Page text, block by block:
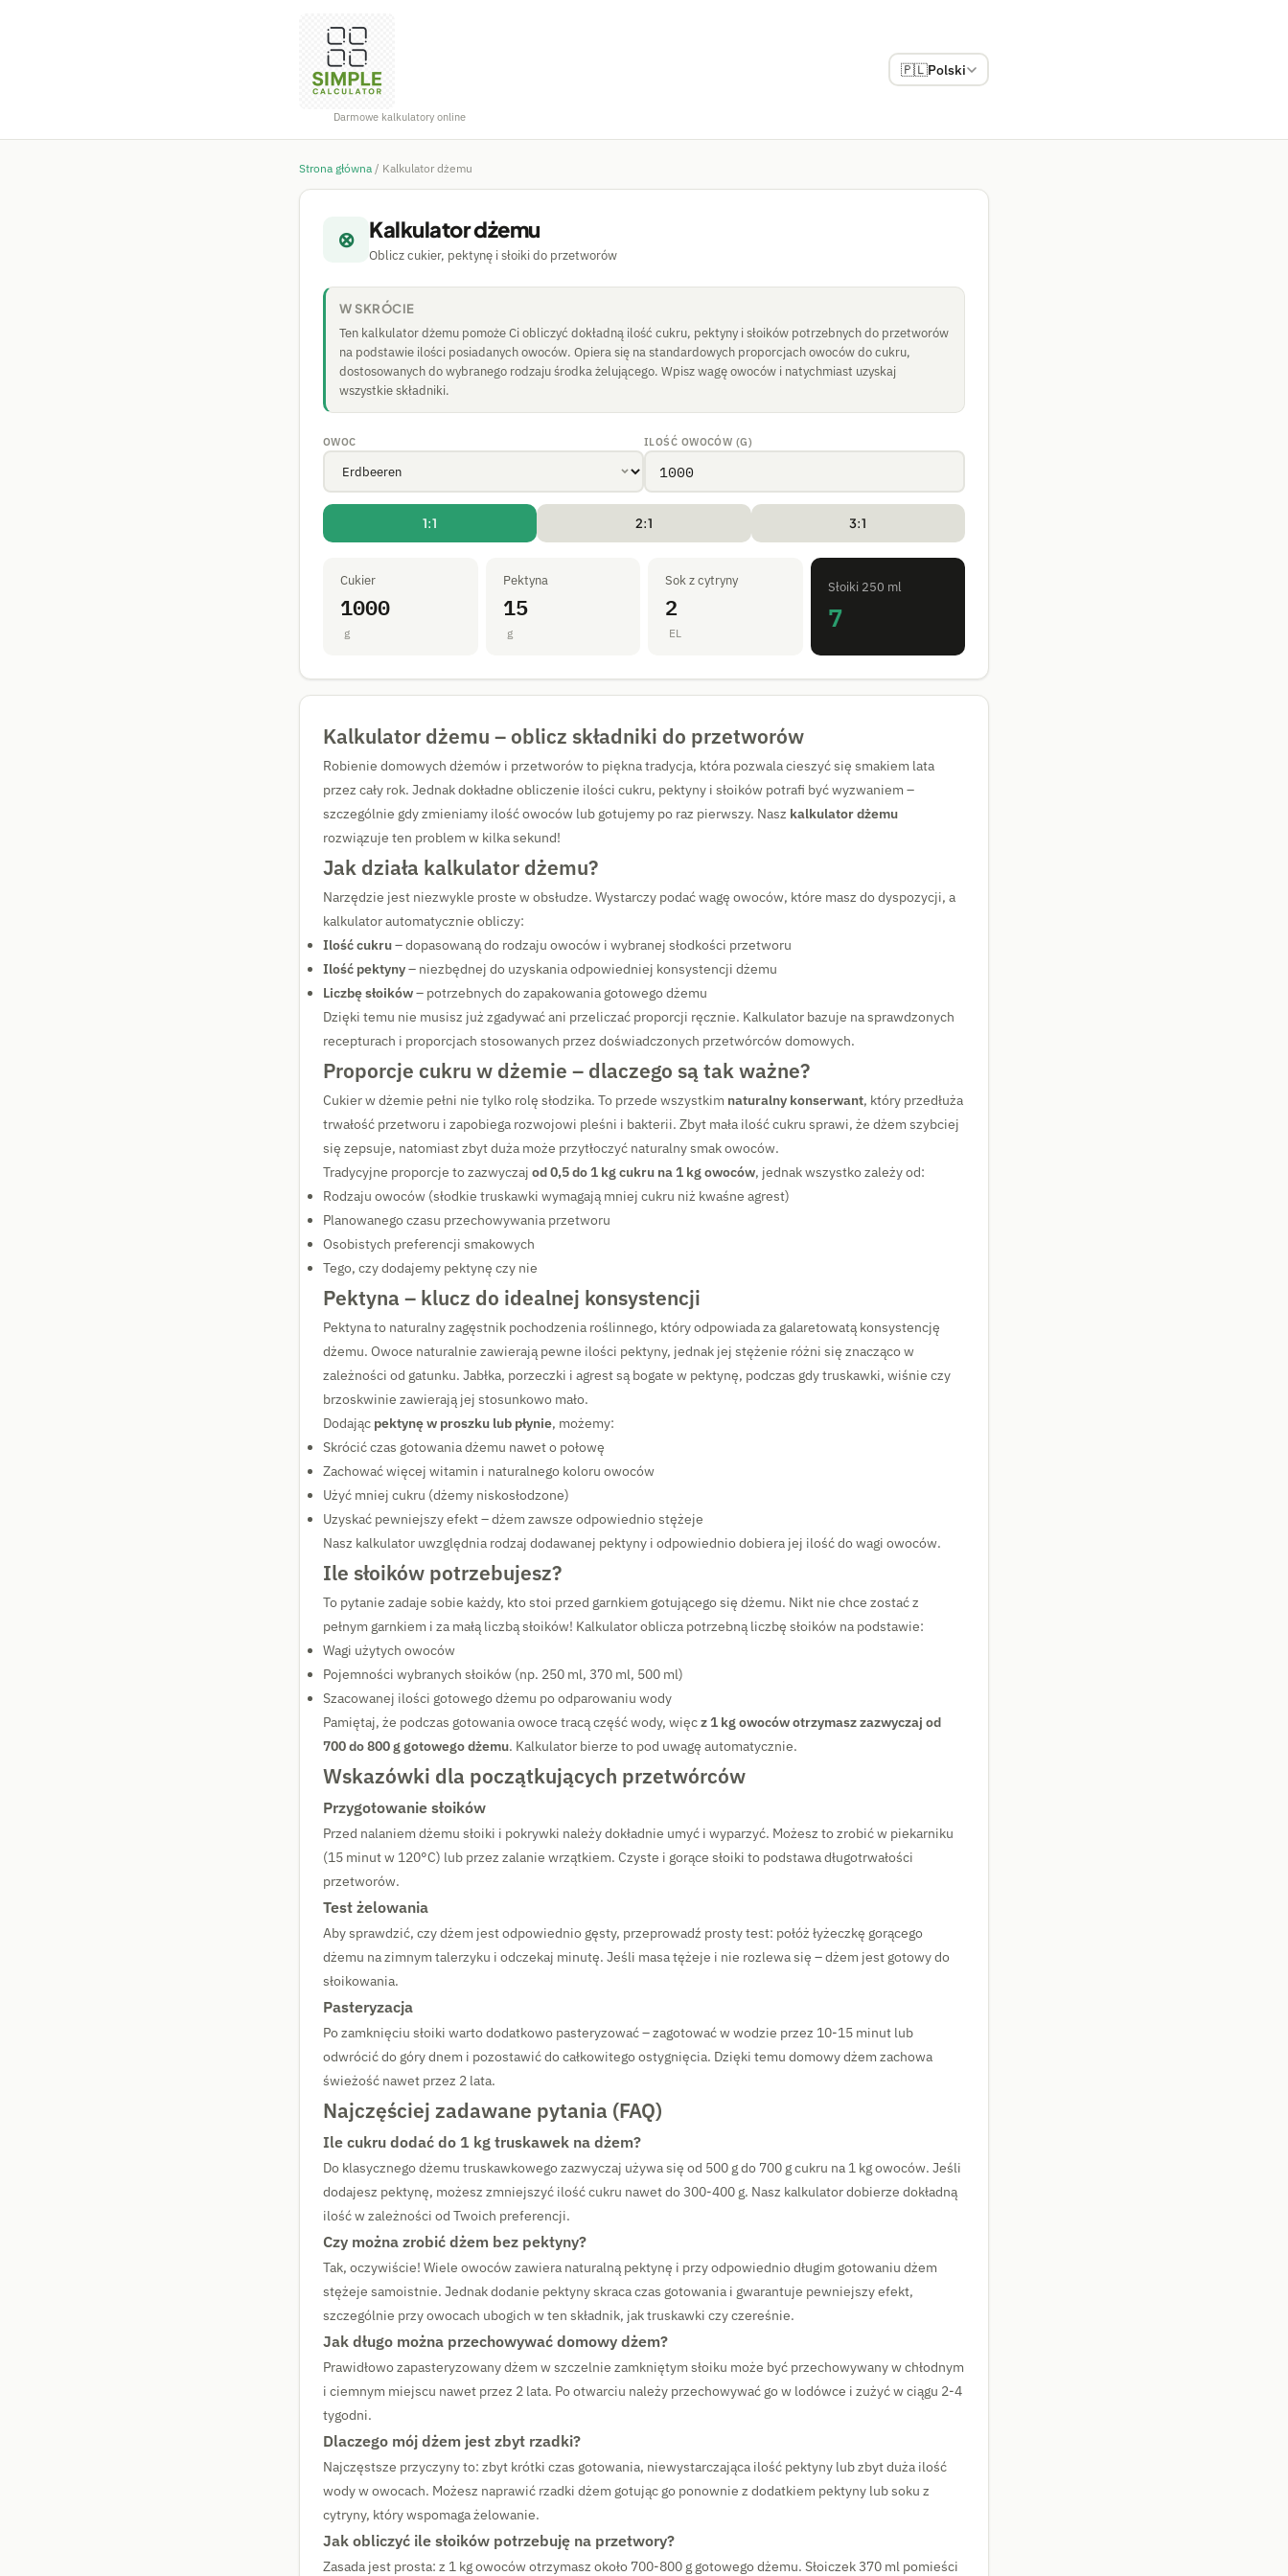
Darmowe kalkulatory online
🇵🇱Polski
Strona główna / Kalkulator dżemu
⊗ Kalkulator dżemu
Oblicz cukier, pektynę i słoiki do przetworów
W SKRÓCIE
Ten kalkulator dżemu pomoże Ci obliczyć dokładną ilość cukru, pektyny i słoików potrzebnych do przetworów
na podstawie ilości posiadanych owoców. Opiera się na standardowych proporcjach owoców do cukru,
dostosowanych do wybranego rodzaju środka żelującego. Wpisz wagę owoców i natychmiast uzyskaj
wszystkie składniki.
OWOC ILOŚĆ OWOCÓW (G)
1:1 2:1 3:1
Cukier
1000
g
Pektyna
15
g
Sok z cytryny
2
EL
Słoiki 250 ml
7
Kalkulator dżemu – oblicz składniki do przetworów
Robienie domowych dżemów i przetworów to piękna tradycja, która pozwala cieszyć się smakiem lata
przez cały rok. Jednak dokładne obliczenie ilości cukru, pektyny i słoików potrafi być wyzwaniem –
szczególnie gdy zmieniamy ilość owoców lub gotujemy po raz pierwszy. Nasz kalkulator dżemu
rozwiązuje ten problem w kilka sekund!
Jak działa kalkulator dżemu?
Narzędzie jest niezwykle proste w obsłudze. Wystarczy podać wagę owoców, które masz do dyspozycji, a
kalkulator automatycznie obliczy:
Ilość cukru– dopasowaną do rodzaju owoców i wybranej słodkości przetworu
Ilość pektyny– niezbędnej do uzyskania odpowiedniej konsystencji dżemu
Liczbę słoików– potrzebnych do zapakowania gotowego dżemu
Dzięki temu nie musisz już zgadywać ani przeliczać proporcji ręcznie. Kalkulator bazuje na sprawdzonych
recepturach i proporcjach stosowanych przez doświadczonych przetwórców domowych.
Proporcje cukru w dżemie – dlaczego są tak ważne?
Cukier w dżemie pełni nie tylko rolę słodzika. To przede wszystkim naturalny konserwant, który przedłuża
trwałość przetworu i zapobiega rozwojowi pleśni i bakterii. Zbyt mała ilość cukru sprawi, że dżem szybciej
się zepsuje, natomiast zbyt duża może przytłoczyć naturalny smak owoców.
Tradycyjne proporcje to zazwyczaj od 0,5 do 1 kg cukru na 1 kg owoców, jednak wszystko zależy od:
Rodzaju owoców (słodkie truskawki wymagają mniej cukru niż kwaśne agrest)
Planowanego czasu przechowywania przetworu
Osobistych preferencji smakowych
Tego, czy dodajemy pektynę czy nie
Pektyna – klucz do idealnej konsystencji
Pektyna to naturalny zagęstnik pochodzenia roślinnego, który odpowiada za galaretowatą konsystencję
dżemu. Owoce naturalnie zawierają pewne ilości pektyny, jednak jej stężenie różni się znacząco w
zależności od gatunku. Jabłka, porzeczki i agrest są bogate w pektynę, podczas gdy truskawki, wiśnie czy
brzoskwinie zawierają jej stosunkowo mało.
Dodając pektynę w proszku lub płynie, możemy:
Skrócić czas gotowania dżemu nawet o połowę
Zachować więcej witamin i naturalnego koloru owoców
Użyć mniej cukru (dżemy niskosłodzone)
Uzyskać pewniejszy efekt – dżem zawsze odpowiednio stężeje
Nasz kalkulator uwzględnia rodzaj dodawanej pektyny i odpowiednio dobiera jej ilość do wagi owoców.
Ile słoików potrzebujesz?
To pytanie zadaje sobie każdy, kto stoi przed garnkiem gotującego się dżemu. Nikt nie chce zostać z
pełnym garnkiem i za małą liczbą słoików! Kalkulator oblicza potrzebną liczbę słoików na podstawie:
Wagi użytych owoców
Pojemności wybranych słoików (np. 250 ml, 370 ml, 500 ml)
Szacowanej ilości gotowego dżemu po odparowaniu wody
Pamiętaj, że podczas gotowania owoce tracą część wody, więcz 1 kg owoców otrzymasz zazwyczaj od
700 do 800 g gotowego dżemu. Kalkulator bierze to pod uwagę automatycznie.
Wskazówki dla początkujących przetwórców
Przygotowanie słoików
Przed nalaniem dżemu słoiki i pokrywki należy dokładnie umyć i wyparzyć. Możesz to zrobić w piekarniku
(15 minut w 120°C) lub przez zalanie wrzątkiem. Czyste i gorące słoiki to podstawa długotrwałości
przetworów.
Test żelowania
Aby sprawdzić, czy dżem jest odpowiednio gęsty, przeprowadź prosty test: połóż łyżeczkę gorącego
dżemu na zimnym talerzyku i odczekaj minutę. Jeśli masa tężeje i nie rozlewa się – dżem jest gotowy do
słoikowania.
Pasteryzacja
Po zamknięciu słoiki warto dodatkowo pasteryzować – zagotować w wodzie przez 10-15 minut lub
odwrócić do góry dnem i pozostawić do całkowitego ostygnięcia. Dzięki temu domowy dżem zachowa
świeżość nawet przez 2 lata.
Najczęściej zadawane pytania (FAQ)
Ile cukru dodać do 1 kg truskawek na dżem?
Do klasycznego dżemu truskawkowego zazwyczaj używa się od 500 g do 700 g cukru na 1 kg owoców. Jeśli
dodajesz pektynę, możesz zmniejszyć ilość cukru nawet do 300-400 g. Nasz kalkulator dobierze dokładną
ilość w zależności od Twoich preferencji.
Czy można zrobić dżem bez pektyny?
Tak, oczywiście! Wiele owoców zawiera naturalną pektynę i przy odpowiednio długim gotowaniu dżem
stężeje samoistnie. Jednak dodanie pektyny skraca czas gotowania i gwarantuje pewniejszy efekt,
szczególnie przy owocach ubogich w ten składnik, jak truskawki czy czereśnie.
Jak długo można przechowywać domowy dżem?
Prawidłowo zapasteryzowany dżem w szczelnie zamkniętym słoiku może być przechowywany w chłodnym
i ciemnym miejscu nawet przez 2 lata. Po otwarciu należy przechowywać go w lodówce i zużyć w ciągu 2-4
tygodni.
Dlaczego mój dżem jest zbyt rzadki?
Najczęstsze przyczyny to: zbyt krótki czas gotowania, niewystarczająca ilość pektyny lub zbyt duża ilość
wody w owocach. Możesz naprawić rzadki dżem gotując go ponownie z dodatkiem pektyny lub soku z
cytryny, który wspomaga żelowanie.
Jak obliczyć ile słoików potrzebuję na przetwory?
Zasada jest prosta: z 1 kg owoców otrzymasz około 700-800 g gotowego dżemu. Słoiczek 370 ml pomieści